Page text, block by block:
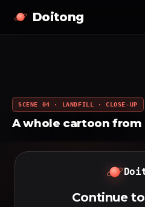
Doitong
SCENE 04 · LANDFILL · CLOSE-UP
A whole cartoon from
Continue